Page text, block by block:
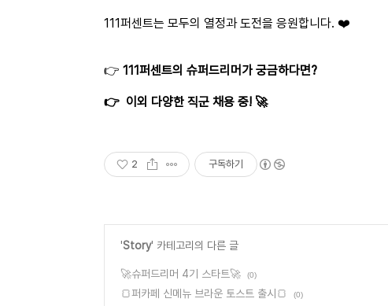
111퍼센트는 모두의 열정과 도전을 응원합니다. ❤️
👉 111퍼센트의 슈퍼드리머가 궁금하다면?
👉 이외 다양한 직군 채용 중! 🚀
2 구독하기
'Story' 카테고리의 다른 글
🚀슈퍼드리머 4기 스타트🚀 (0)
🍞퍼카페 신메뉴 브라운 토스트 출시🍞 (0)